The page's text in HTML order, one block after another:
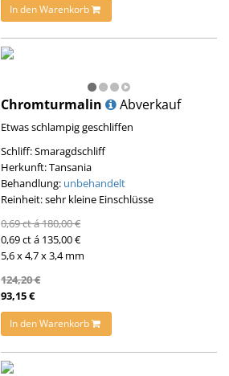
In den Warenkorb
Chromturmalin Abverkauf
Etwas schlampig geschliffen
Schliff: Smaragdschliff
Herkunft: Tansania
Behandlung: unbehandelt
Reinheit: sehr kleine Einschlüsse
0,69 ct á 180,00 €
0,69 ct á 135,00 €
5,6 x 4,7 x 3,4 mm
124,20 €
93,15 €
In den Warenkorb